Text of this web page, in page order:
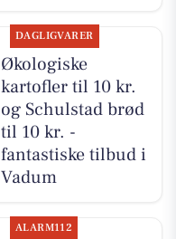
DAGLIGVARER
Økologiske
kartofler til 10 kr.
og Schulstad brød
til 10 kr. -
fantastiske tilbud i
Vadum
ALARM112